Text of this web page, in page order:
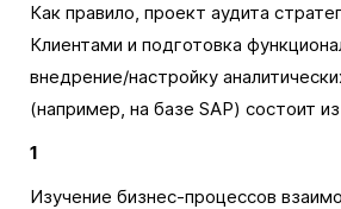
Как правило, проект аудита
Клиентами и подготовка
внедрение/настройку
(например, на базе SAP) состоит
1
Изучение бизнес-процессов